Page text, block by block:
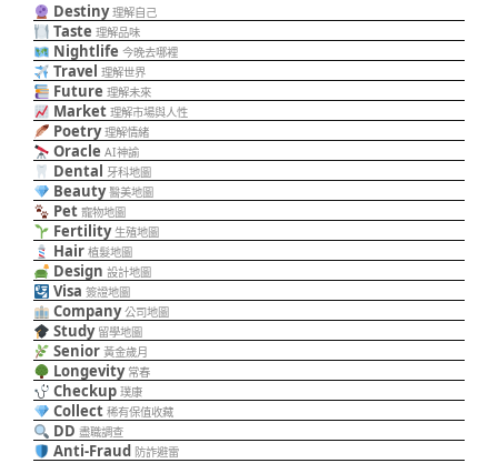
Destiny 理解自己
Taste 理解品味
Nightlife 今晚去哪裡
Travel 理解世界
Future 理解未來
Market 理解市場與人性
Poetry 理解情緒
Oracle AI神諭
Dental 牙科地圖
Beauty 醫美地圖
Pet 寵物地圖
Fertility 生殖地圖
Hair 植髮地圖
Design 設計地圖
Visa 簽證地圖
Company 公司地圖
Study 留學地圖
Senior 黃金歲月
Longevity 常春
Checkup 璞康
Collect 稀有保值收藏
DD 盡職調查
Anti-Fraud 防詐避雷